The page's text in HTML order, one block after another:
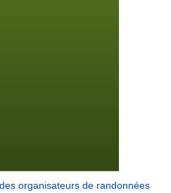
organisateurs de randonnées